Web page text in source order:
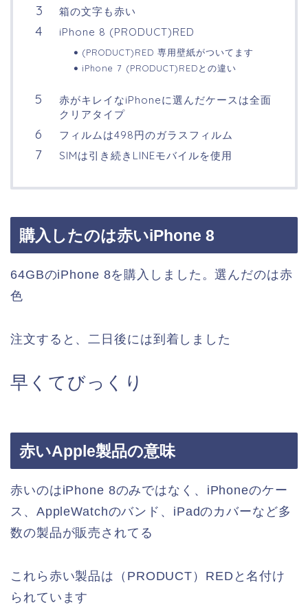
箱の文字も赤い
iPhone 8 (PRODUCT)RED
(PRODUCT)RED 専用壁紙がついてます
iPhone 7 (PRODUCT)REDとの違い
赤がキレイなiPhoneに選んだケースは全面
クリアタイプ
フィルムは498円のガラスフィルム
SIMは引き続きLINEモバイルを使用
購入したのは赤いiPhone 8
64GBのiPhone 8を購入しました。選んだのは赤
色
注文すると、二日後には到着しました
早くてびっくり
赤いApple製品の意味
赤いのはiPhone 8のみではなく、iPhoneのケー
ス、AppleWatchのバンド、iPadのカバーなど多
数の製品が販売されてる
これら赤い製品は（PRODUCT）REDと名付け
られています